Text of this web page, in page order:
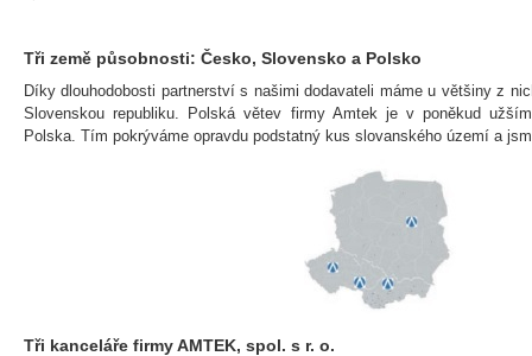
Tři země působnosti: Česko, Slovensko a Polsko
Díky dlouhodobosti partnerství s našimi dodavateli máme u většiny z
Slovenskou republiku. Polská větev firmy Amtek je v poněkud
Polska. Tím pokrýváme opravdu podstatný kus slovanského území a
Tři kanceláře firmy AMTEK, spol. s r. o.